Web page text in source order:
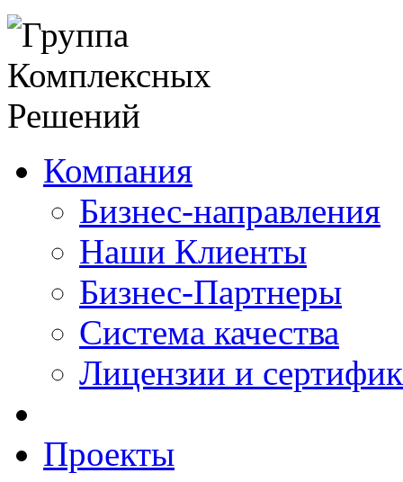
Компания
Бизнес-направления
Наши Клиенты
Бизнес-Партнеры
Система качества
Лицензии и
Проекты